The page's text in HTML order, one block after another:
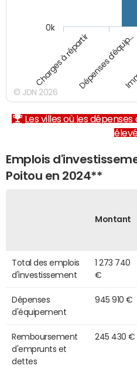
Charges à répartirDépenses d'équip…
0k
© JDN 2026
Les villes où les
Emplois
Poitou en 2024**
Montant
Total des emplois
d'investissement
1 273 740
€
Dépenses
d'équipement
945 910 €
Remboursement
d'emprunts et
dettes
245 430 €